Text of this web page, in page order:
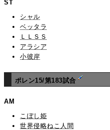
ST
シャル
ベッタラ
ＬＬＳＳ
アラシア
小彼岸
ポレン15/第183試合
AM
こぼし姫
世界侵略ねこ人間